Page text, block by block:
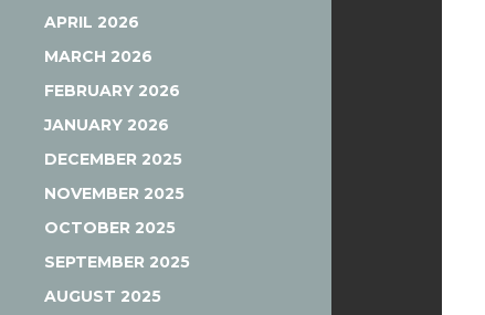
APRIL 2026
MARCH 2026
FEBRUARY 2026
JANUARY 2026
DECEMBER 2025
NOVEMBER 2025
OCTOBER 2025
SEPTEMBER 2025
AUGUST 2025